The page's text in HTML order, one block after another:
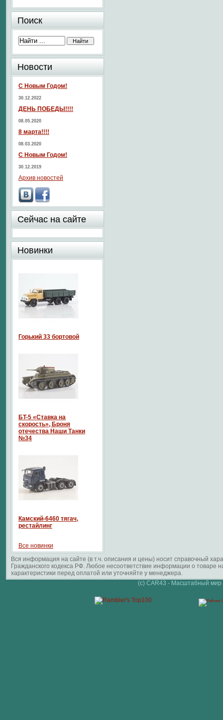
Поиск
Новости
С Новым Годом!
30.12.2022
ДЕНЬ ПОБЕДЫ!!!!
08.05.2020
8 марта!!!!
08.03.2020
С Новым Годом!
30.12.2019
Архив новостей
Сейчас на сайте
Новинки
Горький 33 бортовой
БT-5 «Ставка на
скорость», Броня
отечества Наши Танки
№34
Камский-6460 тягач,
рестайлинг
Все новинки
Вся информация на сайте (в т.ч. описания и цены) носит справочный
Гражданского кодекса РФ. Любое несоответствие информации о
характеристики перед оплатой или уточняйте у менеджера.
(c) CAR43 - Масштабный мир